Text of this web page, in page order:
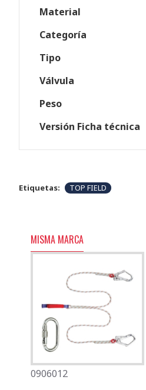
Material
Categoría
Tipo
Válvula
Peso
Versión Ficha técnica
Etiquetas: TOP FIELD
MISMA MARCA
0906012
0501080